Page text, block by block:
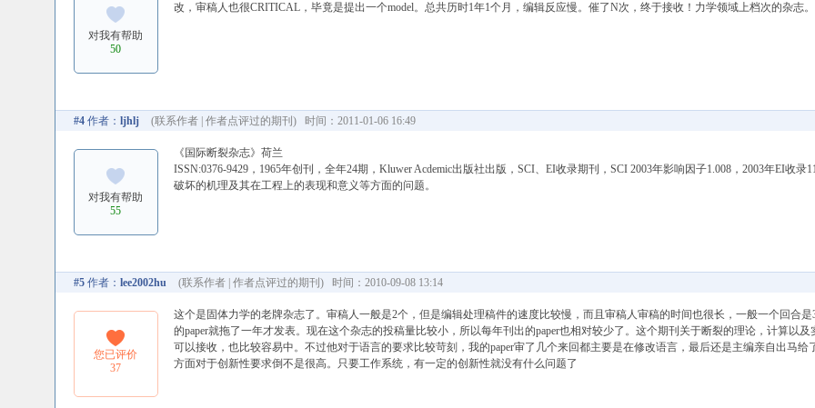
对我有帮助
50
改，审稿人也很CRITICAL，毕竟是提出一个model。总共历时1年1个月，编辑反应慢。催了N次，终于接收！力学领域上档次的杂志。
#4作者： ljhlj (联系作者| 作者点评过的期刊 ) 时间：2011-01-06 16:49
对我有帮助
55
《国际断裂杂志》荷兰
ISSN:0376-9429，1965年创刊，全年24期，Kluwer Acdemic出版社出版，SCI、EI收录期刊，SCI 2003年影响因子1.008，2003年EI收
破坏的机理及其在工程上的表现和意义等方面的问题。
#5作者： lee2002hu (联系作者| 作者点评过的期刊 ) 时间：2010-09-08 13:14
您已评价
37
这个是固体力学的老牌杂志了。审稿人一般是2个，但是编辑处理稿件的速度比较慢，而且审稿人审稿的时间也很长，一般一个回合是
的paper就拖了一年才发表。现在这个杂志的投稿量比较小，所以每年刊出的paper也相对较少了。这个期刊关于断裂的理论，计算以及
可以接收，也比较容易中。不过他对于语言的要求比较苛刻，我的paper审了几个来回都主要是在修改语言，最后还是主编亲自出马给
方面对于创新性要求倒不是很高。只要工作系统，有一定的创新性就没有什么问题了